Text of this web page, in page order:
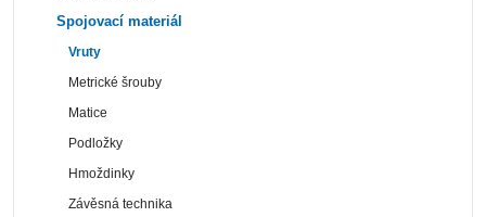
Spojovací materiál
Vruty
Metrické šrouby
Matice
Podložky
Hmoždinky
Závěsná technika